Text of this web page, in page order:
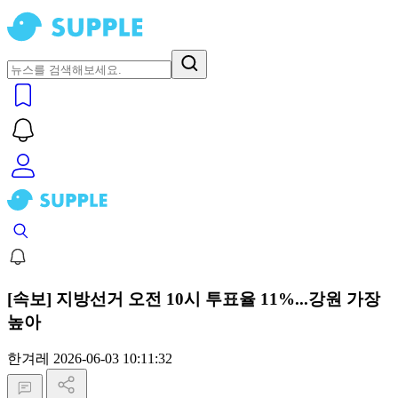
[속보] 지방선거 오전 10시 투표율 11%...강원 가장
높아
한겨레 2026-06-03 10:11:32